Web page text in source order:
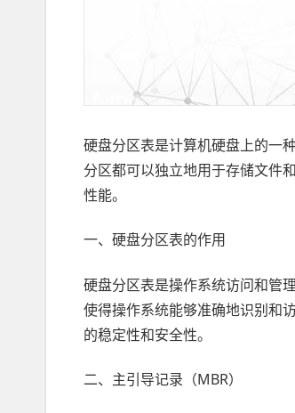
硬盘分区表是计算机硬盘上的一
分区都可以独立地用于存储文件
性能。
一、硬盘分区表的作用
硬盘分区表是操作系统访问和管
使得操作系统能够准确地识别和
的稳定性和安全性。
二、主引导记录（MBR）